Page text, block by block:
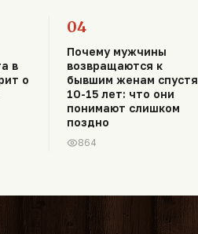
в
о
04
Почему мужчины
возвращаются к
бывшим женам спустя
10-15 лет: что они
понимают слишком
поздно
864